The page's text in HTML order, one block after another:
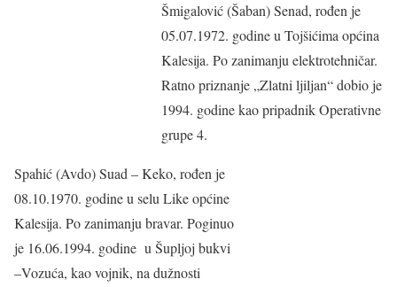
Šmigalović (Šaban) Senad, rođen je
05.07.1972. godine u Tojšićima općina
Kalesija. Po zanimanju elektrotehničar.
Ratno priznanje „Zlatni ljiljan“ dobio je
1994. godine kao pripadnik Operativne
grupe 4.
Spahić (Avdo) Suad – Keko, rođen je
08.10.1970. godine u selu Like općine
Kalesija. Po zanimanju bravar. Poginuo
je 16.06.1994. godine u Šupljoj bukvi
–Vozuća, kao vojnik, na dužnosti